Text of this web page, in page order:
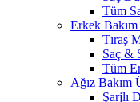
Tüm
Erkek
Tıraş
Saç &
Tüm
Ağız Bakım
Şarjlı